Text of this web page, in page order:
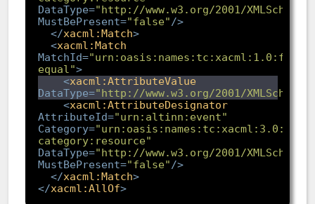
DataType="http://www.w3.org/2001/
MustBePresent="false" />
</xacml:Match>
<xacml:Match
MatchId=
equal">
<xacml:AttributeValue
DataType="http://www.w3.org/2001/
<xacml:AttributeDesignator
AttributeId="urn:altinn:event"
Category=
category:resource"
DataType="http://www.w3.org/2001/
MustBePresent="false" />
</xacml:Match>
</xacml:AllOf>